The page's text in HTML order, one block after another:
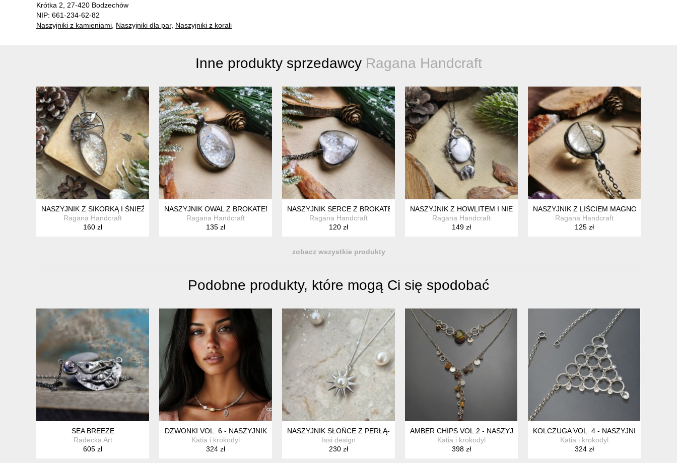
Krótka 2, 27-420 Bodzechów
NIP: 661-234-62-82
Naszyjniki z kamieniami Naszyjniki dla par, Naszyjniki z korali
Inne produkty sprzedawcy Ragana Handcraft
NASZYJNIK Z SIKORKĄ I ŚNIEŻYNKAMI
Ragana Handcraft
160 zł
NASZYJNIK OWAL Z BROKATEM I ŚNIEŻYNKAMI
Ragana Handcraft
135 zł
NASZYJNIK SERCE Z BROKATEM I ŚNIEŻYNKAMI
Ragana Handcraft
120 zł
NASZYJNIK Z HOWLITEM I NIEDŹWIADKIEM
Ragana Handcraft
149 zł
NASZYJNIK Z LIŚCIEM MAGNOLII
Ragana Handcraft
125 zł
zobacz wszystkie produkty
Podobne produkty, które mogą Ci się spodobać
SEA BREEZE
Radecka Art
605 zł
DZWONKI VOL. 6 - NASZYJNIK
Katia i krokodyl
324 zł
NASZYJNIK SŁOŃCE Z PERŁĄ- SREBRO 925
Issi design
230 zł
AMBER CHIPS VOL.2 - NASZYJNIK
Katia i krokodyl
398 zł
KOLCZUGA VOL. 4 - NASZYJNIK
Katia i krokodyl
324 zł